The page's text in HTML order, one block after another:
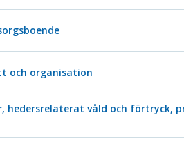
och organisation
hedersrelaterat våld och förtryck,